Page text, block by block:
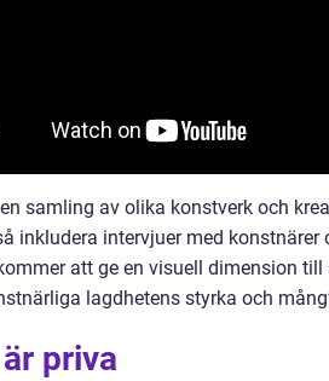
samling av olika konstverk och
inkludera intervjuer med
att ge en visuell dimension
lagdhetens styrka och
priva